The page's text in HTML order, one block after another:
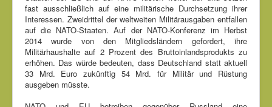
fast ausschließlich auf eine militärische Durchsetzung ihrer
Interessen. Zweidrittel der weltweiten Militärausgaben entfallen
auf die NATO-Staaten. Auf der NATO-Konferenz im Herbst
2014 wurde von den Mitgliedsländern gefordert, ihre
Militärhaushalte auf 2 Prozent des Bruttoinlandsprodukts zu
erhöhen. Das würde bedeuten, dass Deutschland statt aktuell
33 Mrd. Euro zukünftig 54 Mrd. für Militär und Rüstung
ausgeben müsste.